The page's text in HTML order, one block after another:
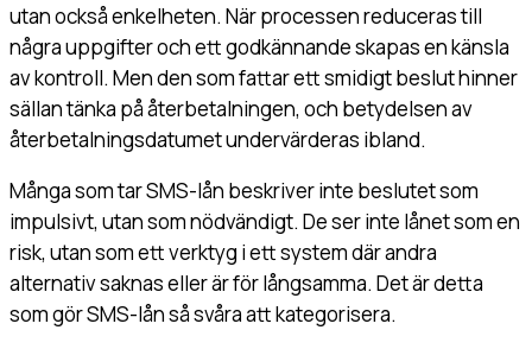
utan också enkelheten. När processen reduceras till
några uppgifter och ett godkännande skapas en känsla
av kontroll. Men den som fattar ett smidigt beslut hinner
sällan tänka på återbetalningen, och betydelsen av
återbetalningsdatumet undervärderas ibland.
Många som tar SMS-lån beskriver inte beslutet som
impulsivt, utan som nödvändigt. De ser inte lånet som en
risk, utan som ett verktyg i ett system där andra
alternativ saknas eller är för långsamma. Det är detta
som gör SMS-lån så svåra att kategorisera.